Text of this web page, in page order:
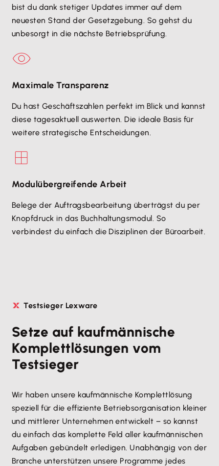
bist du dank stetiger Updates immer auf dem
neuesten Stand der Gesetzgebung. So gehst du
unbesorgt in die nächste Betriebsprüfung.
Maximale Transparenz
Du hast Geschäftszahlen perfekt im Blick und kannst
diese tagesaktuell auswerten. Die ideale Basis für
weitere strategische Entscheidungen.
Modulübergreifende Arbeit
Belege der Auftragsbearbeitung überträgst du per
Knopfdruck in das Buchhaltungsmodul. So
verbindest du einfach die Disziplinen der Büroarbeit.
Testsieger Lexware
Setze auf kaufmännische
Komplettlösungen vom
Testsieger
Wir haben unsere kaufmännische Komplettlösung
speziell für die effiziente Betriebsorganisation kleiner
und mittlerer Unternehmen entwickelt – so kannst
du einfach das komplette Feld aller kaufmännischen
Aufgaben gebündelt erledigen. Unabhängig von der
Branche unterstützen unsere Programme jedes